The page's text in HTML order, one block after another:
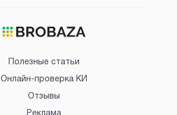
Полезные статьи
Онлайн-проверка КИ
Отзывы